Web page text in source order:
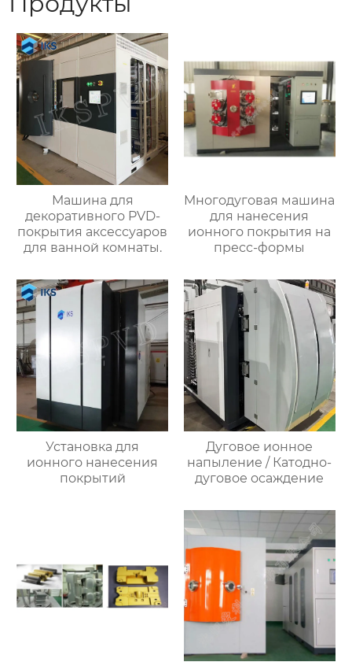
Машина для
декоративного PVD-
покрытия аксессуаров
для ванной комнаты.
Многодуговая машина
для нанесения
ионного покрытия на
пресс-формы
Установка для
ионного нанесения
покрытий
Дуговое ионное
напыление / Катодно-
дуговое осаждение